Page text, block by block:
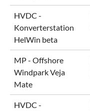
HVDC -
Konverterstation
HelWin beta
MP - Offshore
Windpark Veja
Mate
HVDC -